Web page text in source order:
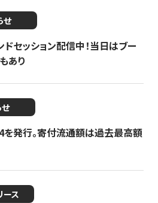
せ
セッション配信中！当日はブー
あり
を発行。寄付流通額は過去最高額
ース